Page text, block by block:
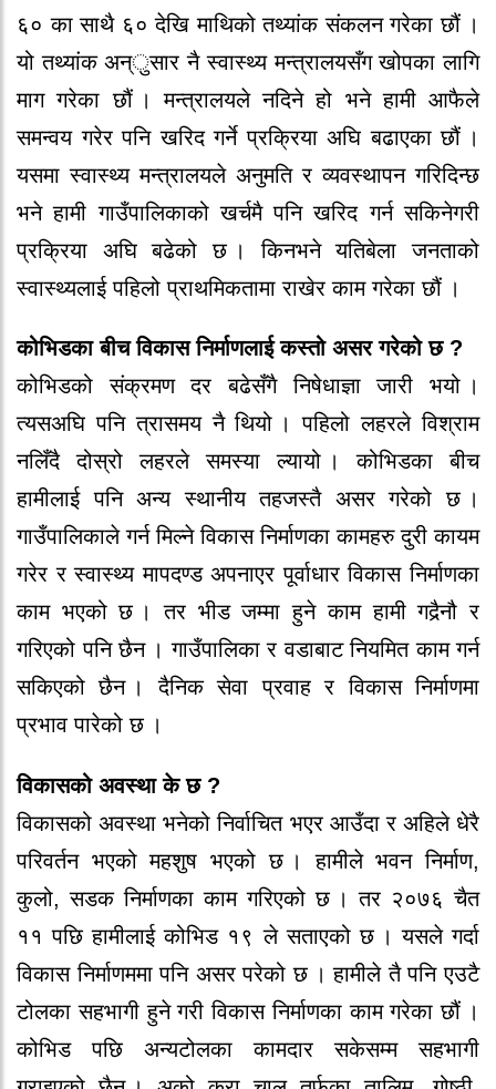
६० का साथै‍ ६० दे‍खि माथिको‍ तथ्यांक संकलन गर‍े‍का छौ‍ं ।
यो‍ तथ्यांक अन्ुसार‍ नै‍ स्वास्थ्य मन्त्रालयसँग खो‍पका लागि
माग गर‍े‍का छौ‍ं । मन्त्रालयले‍ नदिने‍ हो‍ भने‍ हामी आफै‍ले‍
समन्वय गर‍े‍र‍ पनि खरि‍द गर्ने‍ प्रक्रिया अघि बढाएका छौ‍ं ।
यसमा स्वास्थ्य मन्त्रालयले‍ अनुमति र‍ व्यवस्थापन गरि‍दिन्छ
भने‍ हामी गाउँपालिकाको‍ खर्चमै‍ पनि खरि‍द गर्न सकिने‍गर‍ी
प्रक्रिया अघि बढे‍को‍ छ । किनभने‍ यतिबे‍ला जनताको‍
स्वास्थ्यलाई पहिलो‍ प्राथमिकतामा र‍ाखे‍र‍ काम गर‍े‍का छौ‍ं ।
को‍भिडका बीच विकास निर्माणलाई कस्तो‍ असर‍ गर‍े‍को‍ छ ?
को‍भिडको‍ संक्रमण दर‍ बढे‍सँगै‍ निषे‍धाज्ञा जार‍ी भयो‍ ।
त्यसअघि पनि त्रासमय नै‍ थियो‍ । पहिलो‍ लहर‍ले‍ विश्राम
नलिँदै‍ दो‍स्रो‍ लहर‍ले‍ समस्या ल्यायो‍ । को‍भिडका बीच
हामीलाई पनि अन्य स्थानीय तहजस्तै‍ असर‍ गर‍े‍को‍ छ ।
गाउँपालिकाले‍ गर्न मिल्ने‍ विकास निर्माणका कामहरु दुर‍ी कायम
गर‍े‍र‍ र‍ स्वास्थ्य मापदण्ड अपनाएर‍ पूर्वाधार‍ विकास निर्माणका
काम भएको‍ छ । तर‍ भीड जम्मा हुने‍ काम हामी गदैर्‍नौ‍ र‍
गरि‍एको‍ पनि छै‍न । गाउँपालिका र‍ वडाबाट नियमित काम गर्न
सकिएको‍ छै‍न । दै‍निक से‍वा प्रवाह र‍ विकास निर्माणमा
प्रभाव पार‍े‍को‍ छ ।
विकासको‍ अवस्था के‍ छ ?
विकासको‍ अवस्था भने‍को‍ निर्वाचित भएर‍ आउँदा र‍ अहिले‍ धे‍र‍ै‍
परि‍वर्तन भएको‍ महशुष भएको‍ छ । हामीले‍ भवन निर्माण,
कुलो‍, सडक निर्माणका काम गरि‍एको‍ छ । तर‍ २०७६ चै‍त
११ पछि हामीलाई को‍भिड १९ ले‍ सताएको‍ छ । यसले‍ गर्दा
विकास निर्माणममा पनि असर‍ पर‍े‍को‍ छ । हामीले‍ तै‍ पनि एउटै‍
टो‍लका सहभागी हुने‍ गर‍ी विकास निर्माणका काम गर‍े‍का छौ‍ं ।
को‍भिड पछि अन्यटो‍लका कामदार‍ सके‍सम्म सहभागी